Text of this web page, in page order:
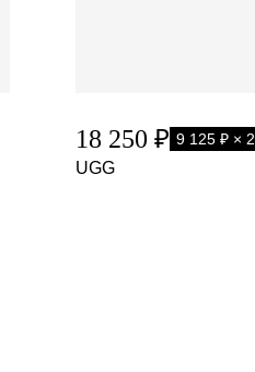
18 250 ₽ 9 125 ₽ × 2
UGG